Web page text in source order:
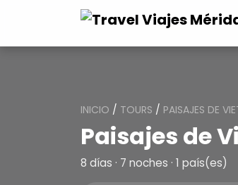
INICIO / TOURS / PAISAJES DE
Paisajes de
8 días · 7 noches · 1 país(es)